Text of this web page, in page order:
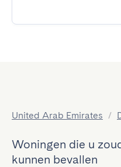
United Arab Emirates /
Woningen die u
kunnen bevallen